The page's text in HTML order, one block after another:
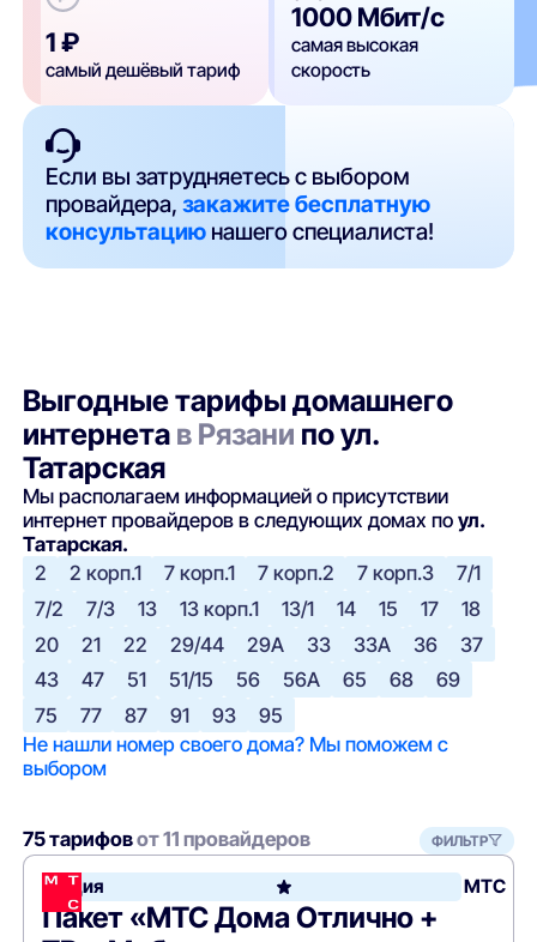
1 ₽
самый дешёвый тариф
1000 Мбит/с
самая высокая
скорость
Если вы затрудняетесь с выбором
провайдера,закажите бесплатную
консультацию нашего специалиста!
Выгодные тарифы домашнего
интернета в Рязани по ул.
Татарская
Мы располагаем информацией о присутствии
интернет провайдеров в следующих домах поул.
Татарская.
2
2 корп.1 7 корп.1 7 корп.2 7 корп.3
7/1
7/2
7/3 13 13 корп.1 13/1 14 15 17
18
20
21 22 29/44 29А 33 33А 36
37
43
47 51 51/15 56 56А 65 68
69
75
77 87 91 93
95
Не нашли номер своего дома? Мы поможем с
выбором
75 тарифовот 11 провайдеров ФИЛЬТР
Акция МТС
Пакет «МТС Дома Отлично +